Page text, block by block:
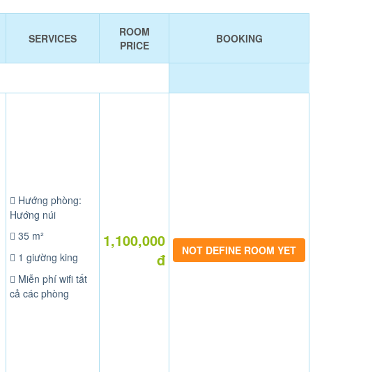
SERVICES
ROOM
PRICE
BOOKING
Hướng phòng:
Hướng núi
35 m²
1 giường king
Miễn phí wifi tất
cả các phòng
1,100,000
đ
NOT DEFINE ROOM YET